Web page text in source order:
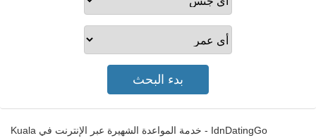
IdnDatingGo - خدمة المواعدة الشهيرة عبر الإنترنت في Kuala